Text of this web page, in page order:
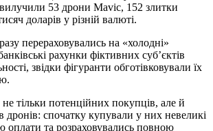
53 дрони Mavic, 152 злитки
доларів у різній валюті.
перераховувались на «холодні»
рахунки фіктивних суб’єктів
звідки фігуранти обготівковували їх
тільки потенційних покупців, але й
дронів: спочатку купували у них невеликі
оплати та розраховувались повною